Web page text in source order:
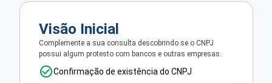
Visão Inicial
Complemente a sua consulta descobrindo se o CNPJ
possui algum protesto com bancos e outras empresas.
Confirmação de existência do CNPJ